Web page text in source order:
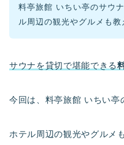
料亭旅館 いちい亭のサウ
ル周辺の観光やグルメも教
サウナを貸切で堪能できる
今回は、料亭旅館 いちい亭
ホテル周辺の観光やグルメ